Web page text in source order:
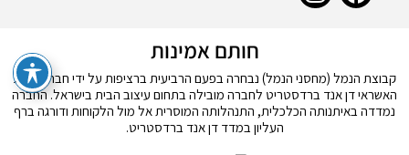
חותם אמינות
קבוצת הנמל (מחסני הנמל) נבחרה בפעם הרביעית ברציפות על ידי חברת דירוג
האשראי דן אנד ברדסטריט לחברה מובילה בתחום עיצוב הבית בישראל. החברה
נמדדה באיתנותה הכלכלית, התנהלותה המוסרית אל מול הלקוחות ודורגה ברף
העליון במדד דן אנד ברדסטריט.